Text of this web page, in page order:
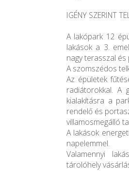
IGÉNY SZERINT
A lakópark 12
lakások a 3.
nagy terasszal
A szomszédos
Az épületek
radiátorokkal. A
kialakításra a
rendelő és
villamosmegálló
A lakások
napelemmel.
Valamennyi
tárolóhely